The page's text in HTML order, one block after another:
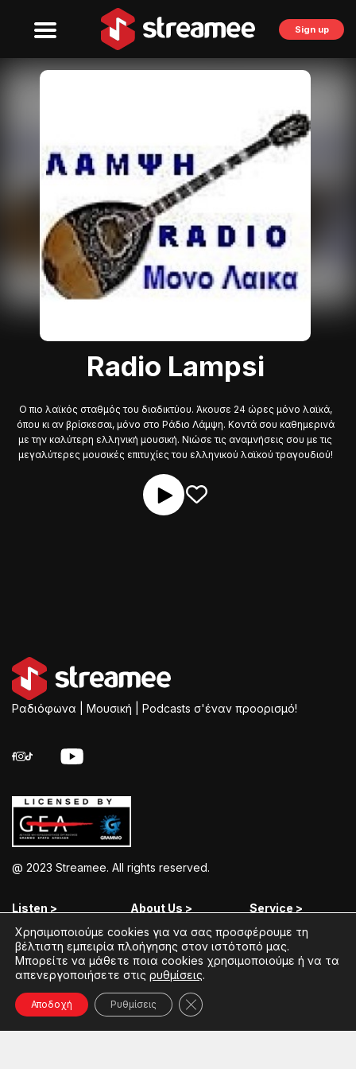
Sign up
Radio Lampsi
Ο πιο λαϊκός σταθμός του διαδικτύου. Άκουσε 24 ώρες μόνο λαϊκά,
όπου κι αν βρίσκεσαι, μόνο στο Ράδιο Λάμψη. Κοντά σου καθημερινά
με την καλύτερη ελληνική μουσική. Νιώσε τις αναμνήσεις σου με τις
μεγαλύτερες μουσικές επιτυχίες του ελληνικού λαϊκού τραγουδιού!
Ραδιόφωνα | Μουσική | Podcasts σ'έναν προορισμό!
@ 2023 Streamee. All rights reserved.
Listen >
Streamee Radios
Moods
Radios
Podcasts
About Us >
Policy
Terms of Use
Coins Explained
Streamee News
Service >
Free Download
Add Your Station
Χρησιμοποιούμε cookies για να σας προσφέρουμε τη
βέλτιστη εμπειρία πλοήγησης στον ιστότοπό μας.
Μπορείτε να μάθετε ποια cookies χρησιμοποιούμε ή να τα
απενεργοποιήσετε στις ρυθμίσεις.
Αποδοχή Ρυθμίσεις Κλείσιμο του Cookie banner